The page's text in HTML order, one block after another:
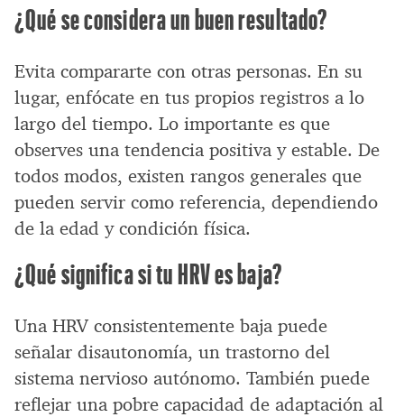
¿Qué se considera un buen resultado?
Evita compararte con otras personas. En su
lugar, enfócate en tus propios registros a lo
largo del tiempo. Lo importante es que
observes una tendencia positiva y estable. De
todos modos, existen rangos generales que
pueden servir como referencia, dependiendo
de la edad y condición física.
¿Qué significa si tu HRV es baja?
Una HRV consistentemente baja puede
señalar disautonomía, un trastorno del
sistema nervioso autónomo. También puede
reflejar una pobre capacidad de adaptación al